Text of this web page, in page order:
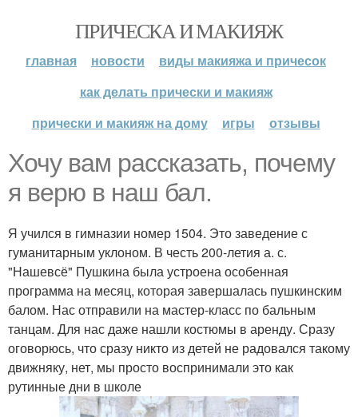
ПРИЧЕСКА И МАКИЯЖ
главная новости
виды макияжа и причесок
как делать прически и макияж
прически и макияж на дому
игры отзывы
Хочу вам рассказать, почему
я верю в наш бал.
Я учился в гимназии номер 1504. Это заведение с
гуманитарным уклоном. В честь 200-летия а. с.
"Нашевсё" Пушкина была устроена особенная
программа на месяц, которая завершалась пушкинским
балом. Нас отправили на мастер-класс по бальным
танцам. Для нас даже нашли костюмы в аренду. Сразу
оговорюсь, что сразу никто из детей не радовался такому
движняку, нет, мы просто воспринимали это как
рутинные дни в школе